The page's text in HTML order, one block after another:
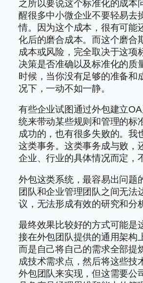
之所以要说这个标准化的成本
醒很多中小微企业不要轻易去
情。因为这个成本，很有可能
化后的磨合成本。而这个磨合
成本或风险，完全取决于这项
决策是否准确以及标准化的质
时候，当你没有足够的准备和
况下，一动不如一静。
有些企业试图通过外包建立
统来带动某些规则和管理的标
成功的，也有很多失败的。我
这类事务。这类事务成与败，
企业、行业的具体情况而定，
外包这类系统，最容易出问题
团队和企业管理团队之间无法
议，无法形成有效的研究和分
最终效果比较好的方式可能是
接在外包团队提供的通用架构
而是自己将自己的需求全部提
成技术需求点，然后将这些技
外包团队来实现，但这需要公